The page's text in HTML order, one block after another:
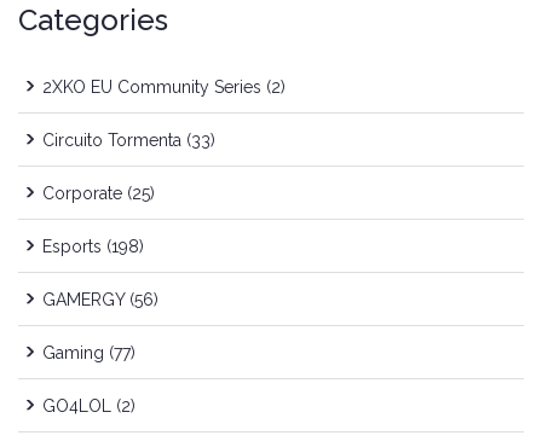
Categories
2XKO EU Community Series (2)
Circuito Tormenta (33)
Corporate (25)
Esports (198)
GAMERGY(56)
Gaming (77)
GO4LOL (2)